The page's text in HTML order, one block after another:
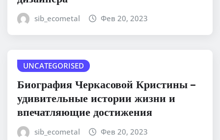
sib_ecometal Фев 20, 2023
UNCATEGORISED
Биография Черкасовой Кристины –
удивительные истории жизни и
впечатляющие достижения
sib_ecometal Фев 20, 2023